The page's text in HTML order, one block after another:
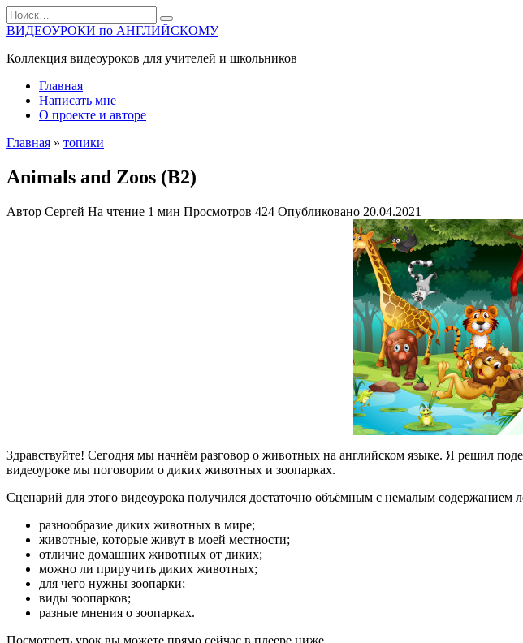
Перейти
к
содержанию
Search
for:
ВИДЕОУРОКИ по АНГЛИЙСКОМУ
Коллекция видеоуроков для учителей и школьников
Главная
Написать мне
О проекте и авторе
Главная » топики
Animals and Zoos (B2)
Автор Сергей На чтение 1 мин Просмотров 424 Опубликовано 20.04.2021
Здравствуйте! Сегодня мы начнём разговор о животных на английском языке. Я решил
видеоуроке мы поговорим о диких животных и зоопарках.
Сценарий для этого видеоурока получился достаточно объёмным с немалым содержанием
разнообразие диких животных в мире;
животные, которые живут в моей местности;
отличие домашних животных от диких;
можно ли приручить диких животных;
для чего нужны зоопарки;
виды зоопарков;
разные мнения о зоопарках.
Посмотреть урок вы можете прямо сейчас в плеере ниже.